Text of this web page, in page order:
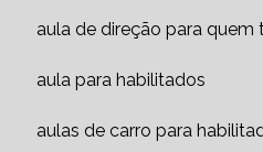
aula de direção para quem
aula para habilitados
aulas de carro para